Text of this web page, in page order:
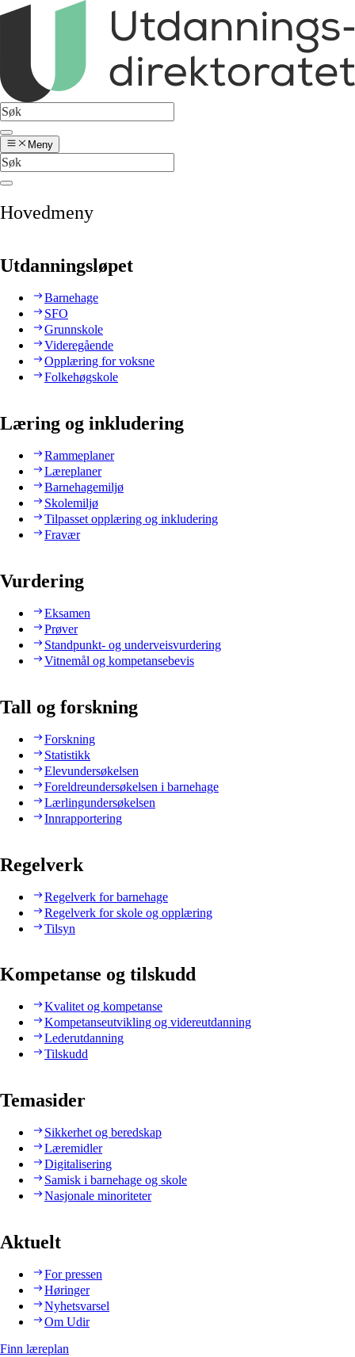
Meny
Hovedmeny
Utdanningsløpet
Barnehage
SFO
Grunnskole
Videregående
Opplæring for voksne
Folkehøgskole
Læring og inkludering
Rammeplaner
Læreplaner
Barnehagemiljø
Skolemiljø
Tilpasset opplæring og inkludering
Fravær
Vurdering
Eksamen
Prøver
Standpunkt- og underveisvurdering
Vitnemål og kompetansebevis
Tall og forskning
Forskning
Statistikk
Elevundersøkelsen
Foreldreundersøkelsen i barnehage
Lærlingundersøkelsen
Innrapportering
Regelverk
Regelverk for barnehage
Regelverk for skole og opplæring
Tilsyn
Kompetanse og tilskudd
Kvalitet og kompetanse
Kompetanseutvikling og videreutdanning
Lederutdanning
Tilskudd
Temasider
Sikkerhet og beredskap
Læremidler
Digitalisering
Samisk i barnehage og skole
Nasjonale minoriteter
Aktuelt
For pressen
Høringer
Nyhetsvarsel
Om Udir
Finn læreplan